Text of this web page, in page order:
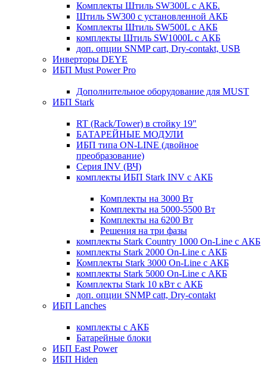
Комплекты Штиль SW300L с АКБ.
Штиль SW300 с установленной АКБ
Комплекты Штиль SW500L с АКБ
комплекты Штиль SW1000L с АКБ
доп. опции SNMP cart, Dry-contakt, USB
Инверторы DEYE
ИБП Must Power Pro
Дополнительное оборудование для MUST
ИБП Stark
RT (Rack/Tower) в стойку 19"
БАТАРЕЙНЫЕ МОДУЛИ
ИБП типа ON-LINE (двойное
преобразование)
Серия INV (ВЧ)
комплекты ИБП Stark INV с АКБ
Комплекты на 3000 Вт
Комплекты на 5000-5500 Вт
Комплекты на 6200 Вт
Решения на три фазы
комплекты Stark Country 1000 On-Line с АКБ
комплекты Stark 2000 On-Line с АКБ
Комплекты Stark 3000 On-Line с АКБ
комплекты Stark 5000 On-Line с АКБ
Комплекты Stark 10 кВт с АКБ
доп. опции SNMP catt, Dry-contakt
ИБП Lanches
комплекты с АКБ
Батарейные блоки
ИБП East Power
ИБП Hiden